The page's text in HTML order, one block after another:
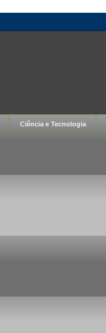
Ciência e Tecnologia